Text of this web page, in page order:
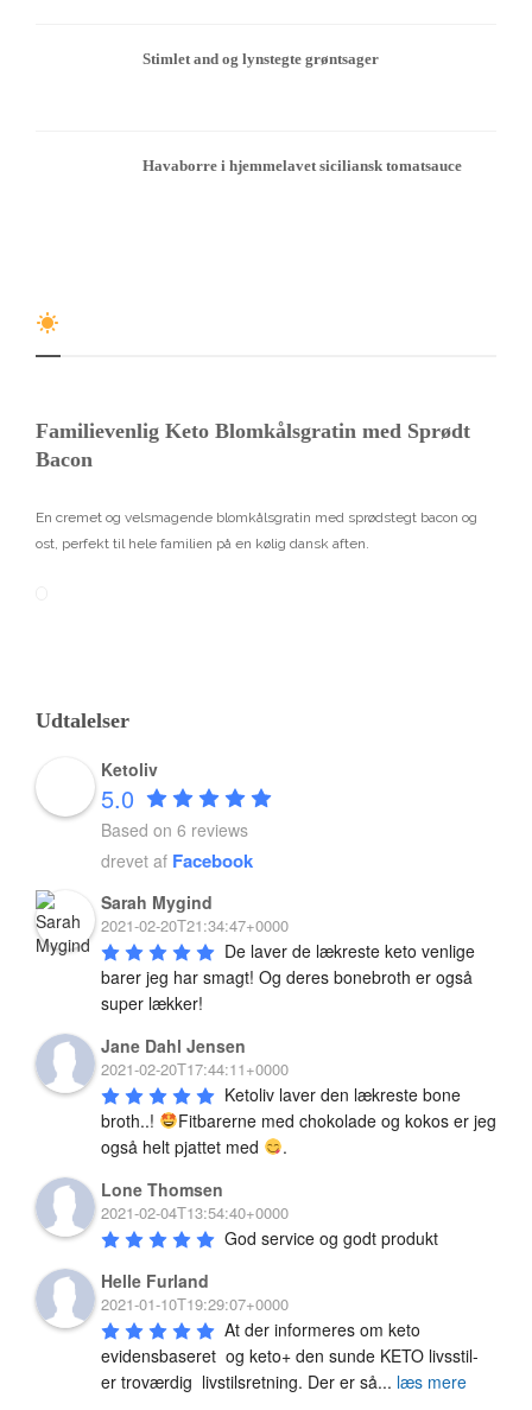
Stimlet and og lynstegte grøntsager
Havaborre i hjemmelavet siciliansk tomatsauce
Familievenlig Keto Blomkålsgratin med Sprødt
Bacon
En cremet og velsmagende blomkålsgratin med sprødstegt bacon og
ost, perfekt til hele familien på en kølig dansk aften.
Grøn smoothie med chiafrø, lime og kål
ingredienser, smager fint, og er et kæmpe boost til at starte din sunde
dag. God på Keto, eller i det hele taget hvis du bare spiser sundt
Udtalelser
Ketoliv
5.0
Based on 6 reviews
drevet af Facebook
Sarah Mygind
2021-02-20T21:34:47+0000
De laver de lækreste keto venlige
barer jeg har smagt! Og deres bonebroth er også
super lækker!
Jane Dahl Jensen
2021-02-20T17:44:11+0000
Ketoliv laver den lækreste bone
broth..!
Fitbarerne med chokolade og kokos er jeg
også helt pjattet med
.
Lone Thomsen
2021-02-04T13:54:40+0000
God service og godt produkt
Helle Furland
2021-01-10T19:29:07+0000
At der informeres om keto
evidensbaseret  og keto+ den sunde KETO livsstil-
er troværdig  livstilsretning. Der er så... læs mere